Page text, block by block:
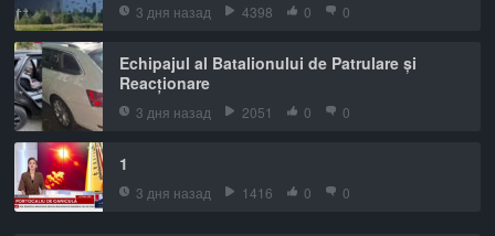
3 дня назад 4398 0 0
Echipajul al Batalionului de Patrulare și
Reacționare
3 дня назад 2051 0 0
1
3 дня назад 1416 0 0